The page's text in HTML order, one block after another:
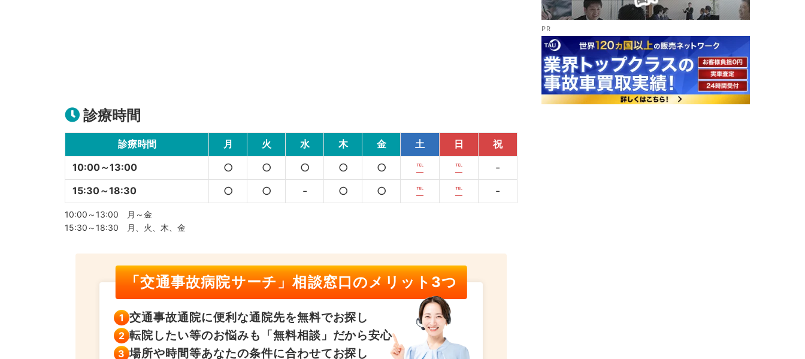
診療時間
診療時間 月 火 水 木 金 土 日
祝
10:00～13:00
○ ○ ○ ○ ○ ℡ ℡ -
15:30～18:30 ○ ○ - ○ ○ ℡ ℡ -
10:00～13:00 月～金
15:30～18:30 月、火、木、金
「交通事故病院サーチ」相談窓口のメリット3つ
交通事故通院に便利な通院先を無料でお探し
転院したい等のお悩みも
「無料相談」だから安心
場所や時間等あなたの条件に合わせてお探し